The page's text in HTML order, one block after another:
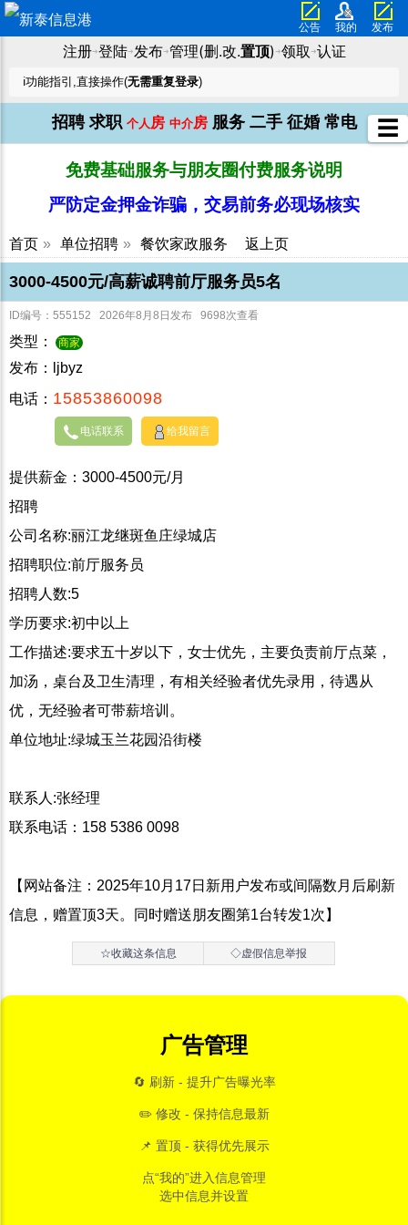
公告 我的 发布
注册➜登陆➜发布➜管理(删.改.置顶) ➜领取 ➜认证
ℹ️功能指引,直接操作(无需重复登录)
招聘 求职 个人 房 中介房 服务 二手 征婚 常电
免费基础服务与朋友圈付费服务说明
严防定金押金诈骗，交易前务必现场核实
首页 » 单位招聘 » 餐饮家政服务 返上页
3000-4500元/高薪诚聘前厅服务员5名
ID编号：555152 2026年8月8日发布 9698次查看
类型： 商家
发布：ljbyz
电话： 15853860098
电话联系 给我留言
提供薪金：3000-4500元/月
招聘
公司名称:丽江龙继斑鱼庄绿城店
招聘职位:前厅服务员
招聘人数:5
学历要求:初中以上
工作描述:要求五十岁以下，女士优先，主要负责前厅点菜，
加汤，桌台及卫生清理，有相关经验者优先录用，待遇从
优，无经验者可带薪培训。
单位地址:绿城玉兰花园沿街楼
联系人:张经理
联系电话：158 5386 0098
【网站备注：2025年10月17日新用户发布或间隔数月后刷新
信息，赠置顶3天。同时赠送朋友圈第1台转发1次】
☆收藏这条信息 ◇虚假信息举报
广告管理
🔄 刷新 - 提升广告曝光率
✏️ 修改 - 保持信息最新
📌 置顶 - 获得优先展示
点“我的”进入信息管理
选中信息并设置
☰